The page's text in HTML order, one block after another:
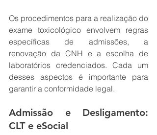
Os procedimentos para a realização do
exame toxicológico envolvem regras
específicas de admissões, a
renovação da CNH e a escolha de
laboratórios credenciados. Cada um
desses aspectos é importante para
garantir a conformidade legal.
Admissão e Desligamento:
CLT e eSocial